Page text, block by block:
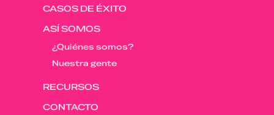
CASOS DE ÉXITO
ASÍ SOMOS
¿Quiénes somos?
Nuestra gente
RECURSOS
CONTACTO